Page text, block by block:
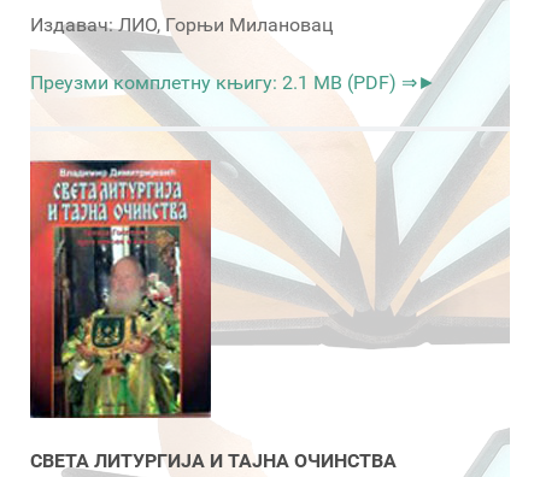
Издавач: ЛИО, Горњи Милановац
Преузми комплетну књигу: 2.1 MB (PDF) ⇒►
СВЕТА ЛИТУРГИЈА И ТАЈНА ОЧИНСТВА